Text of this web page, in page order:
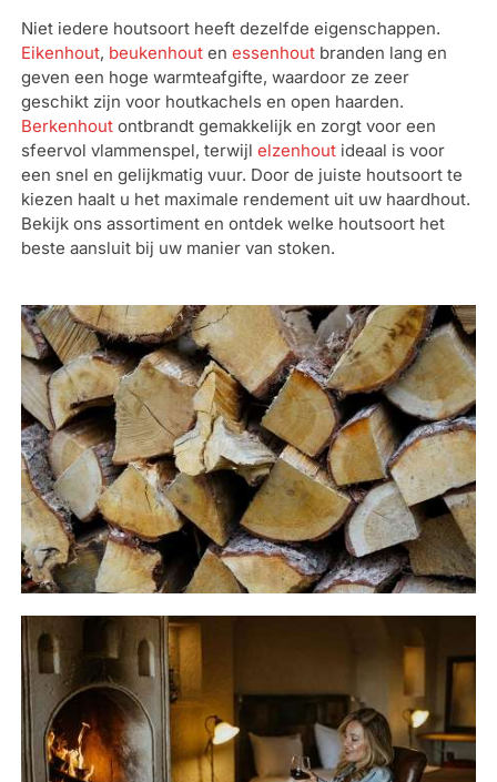
Niet iedere houtsoort heeft dezelfde eigenschappen.
Eikenhout, beukenhout en essenhout branden lang en
geven een hoge warmteafgifte, waardoor ze zeer
geschikt zijn voor houtkachels en open haarden.
Berkenhout ontbrandt gemakkelijk en zorgt voor een
sfeervol vlammenspel, terwijl elzenhout ideaal is voor
een snel en gelijkmatig vuur. Door de juiste houtsoort te
kiezen haalt u het maximale rendement uit uw haardhout.
Bekijk ons assortiment en ontdek welke houtsoort het
beste aansluit bij uw manier van stoken.